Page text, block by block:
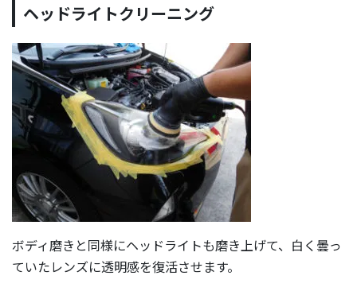
ヘッドライトクリーニング
ボディ磨きと同様にヘッドライトも磨き上げて、白く曇っ
ていたレンズに透明感を復活させます。